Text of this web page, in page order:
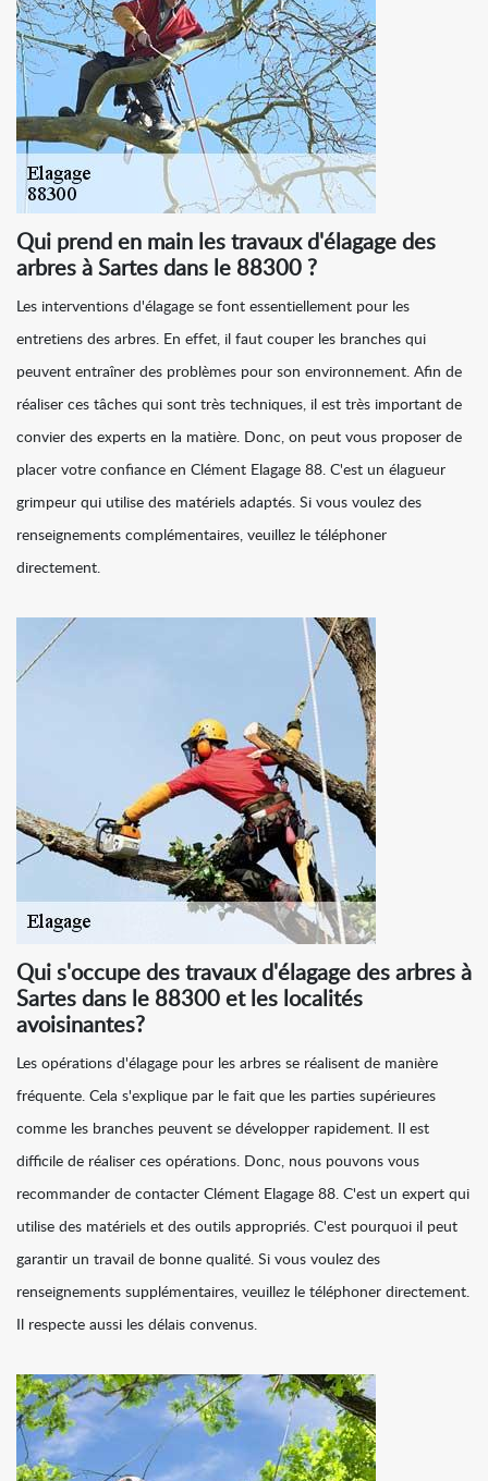
Qui prend en main les travaux d'élagage des
arbres à Sartes dans le 88300 ?
Les interventions d'élagage se font essentiellement pour les
entretiens des arbres. En effet, il faut couper les branches qui
peuvent entraîner des problèmes pour son environnement. Afin de
réaliser ces tâches qui sont très techniques, il est très important de
convier des experts en la matière. Donc, on peut vous proposer de
placer votre confiance en Clément Elagage 88. C'est un élagueur
grimpeur qui utilise des matériels adaptés. Si vous voulez des
renseignements complémentaires, veuillez le téléphoner
directement.
Qui s'occupe des travaux d'élagage des arbres à
Sartes dans le 88300 et les localités
avoisinantes?
Les opérations d'élagage pour les arbres se réalisent de manière
fréquente. Cela s'explique par le fait que les parties supérieures
comme les branches peuvent se développer rapidement. Il est
difficile de réaliser ces opérations. Donc, nous pouvons vous
recommander de contacter Clément Elagage 88. C'est un expert qui
utilise des matériels et des outils appropriés. C'est pourquoi il peut
garantir un travail de bonne qualité. Si vous voulez des
renseignements supplémentaires, veuillez le téléphoner directement.
Il respecte aussi les délais convenus.